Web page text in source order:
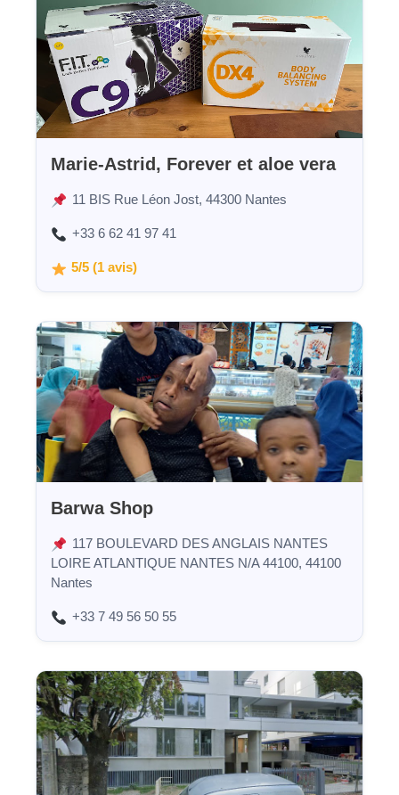
Marie-Astrid, Forever et aloe vera
11 BIS Rue Léon Jost, 44300 Nantes
+33 6 62 41 97 41
5/5 (1 avis)
Barwa Shop
117 BOULEVARD DES ANGLAIS NANTES
LOIRE ATLANTIQUE NANTES N/A 44100, 44100
Nantes
+33 7 49 56 50 55